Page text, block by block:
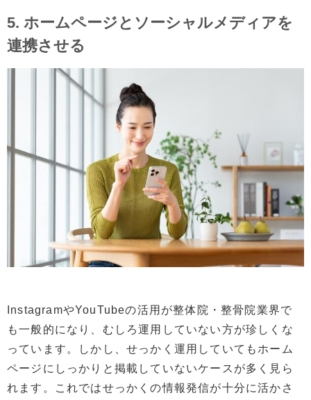
5. ホームページとソーシャルメディアを
連携させる
InstagramやYouTubeの活用が整体院・整骨院業界で
も一般的になり、むしろ運用していない方が珍しくな
っています。しかし、せっかく運用していてもホーム
ページにしっかりと掲載していないケースが多く見ら
れます。これではせっかくの情報発信が十分に活かさ